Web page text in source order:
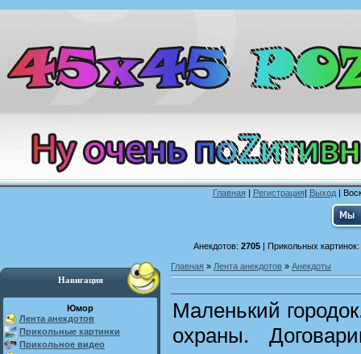
Главная| Регистрация| Выход|
Анекдотов: 2705| Прикольных картинок:
Навигация
Юмор
Лента анекдотов
Прикольные картинки
Прикольное видео
Главная » Лента анекдотов » Анекдоты
Маленький
охраны.